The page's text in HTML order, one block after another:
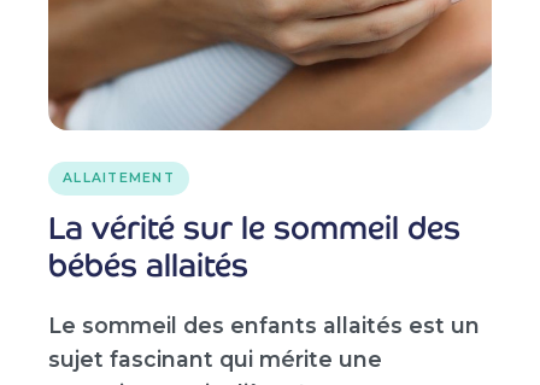
ALLAITEMENT
La vérité sur le sommeil des
bébés allaités
Le sommeil des enfants allaités est un
sujet fascinant qui mérite une